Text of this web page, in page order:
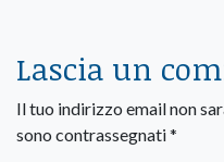
Lascia un
Il tuo indirizzo email non
sono contrassegnati*